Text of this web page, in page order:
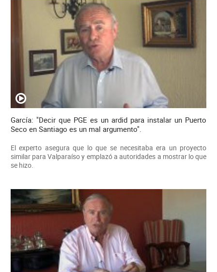
García: "Decir que PGE es un ardid para instalar un Puerto
Seco en Santiago es un mal argumento".
El experto asegura que lo que se necesitaba era un proyecto
similar para Valparaíso y emplazó a autoridades a mostrar lo que
se hizo.